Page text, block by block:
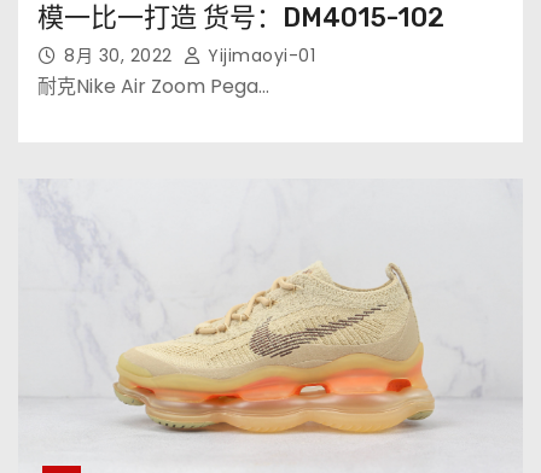
模一比一打造 货号：DM4015-102
8月 30, 2022 Yijimaoyi-01
耐克Nike Air Zoom Pega…